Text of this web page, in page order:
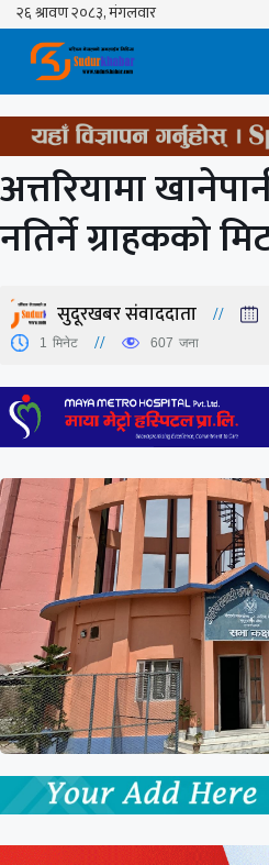
Skip
content
अत्तरियामा
नतिर्ने ग्राहकको
सुदूरखबर संवाददाता
1 मिनेट 607 जना